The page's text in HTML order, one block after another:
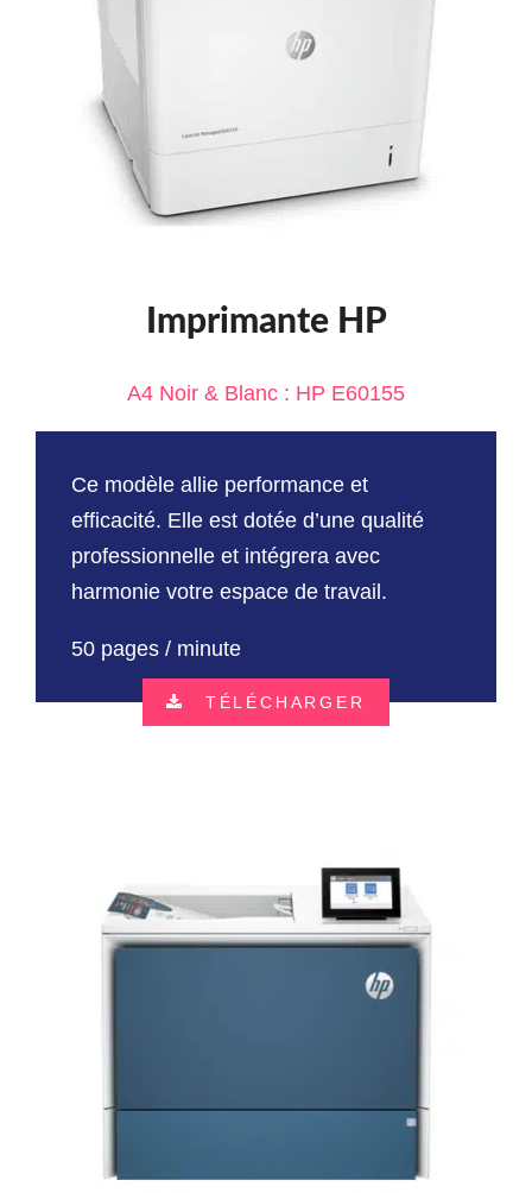
Imprimante HP
A4 Noir & Blanc : HP E60155
Ce modèle allie performance et
efficacité. Elle est dotée d’une qualité
professionnelle et intégrera avec
harmonie votre espace de travail.
50 pages / minute
TÉLÉCHARGER